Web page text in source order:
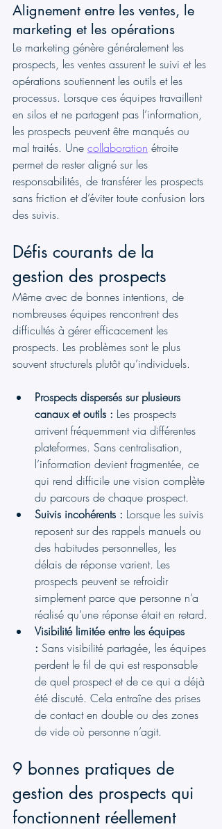
Alignement entre les ventes, le
marketing et les opérations
Le marketing génère généralement les
prospects, les ventes assurent le suivi et les
opérations soutiennent les outils et les
processus. Lorsque ces équipes travaillent
en silos et ne partagent pas l’information,
les prospects peuvent être manqués ou
mal traités. Une collaboration étroite
permet de rester aligné sur les
responsabilités, de transférer les prospects
sans friction et d’éviter toute confusion lors
des suivis.
Défis courants de la
gestion des prospects
Même avec de bonnes intentions, de
nombreuses équipes rencontrent des
difficultés à gérer efficacement les
prospects. Les problèmes sont le plus
souvent structurels plutôt qu’individuels.
Prospects dispersés sur plusieurs
canaux et outils : Les prospects
arrivent fréquemment via différentes
plateformes. Sans centralisation,
l’information devient fragmentée, ce
qui rend difficile une vision complète
du parcours de chaque prospect.
Suivis incohérents : Lorsque les suivis
reposent sur des rappels manuels ou
des habitudes personnelles, les
délais de réponse varient. Les
prospects peuvent se refroidir
simplement parce que personne n’a
réalisé qu’une réponse était en retard.
Visibilité limitée entre les équipes
: Sans visibilité partagée, les équipes
perdent le fil de qui est responsable
de quel prospect et de ce qui a déjà
été discuté. Cela entraîne des prises
de contact en double ou des zones
de vide où personne n’agit.
9 bonnes pratiques de
gestion des prospects qui
fonctionnent réellement